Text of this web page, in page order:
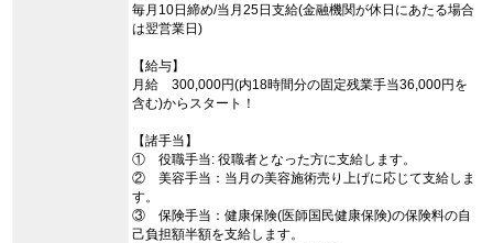
毎月10日締め/当月25日支給(金融機関が休日にあたる場合
は翌営業日)
【給与】
月給 300,000円(内18時間分の固定残業手当36,000円を
含む)からスタート！
【諸手当】
① 役職手当: 役職者となった方に支給します。
② 美容手当：当月の美容施術売り上げに応じて支給しま
す。
③ 保険手当：健康保険(医師国民健康保険)の保険料の自
己負担額半額を支給します。